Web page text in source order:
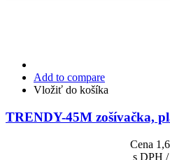
Add to compare
Vložiť do košíka
TRENDY-45M zošívačka,
Cena
s DPH /